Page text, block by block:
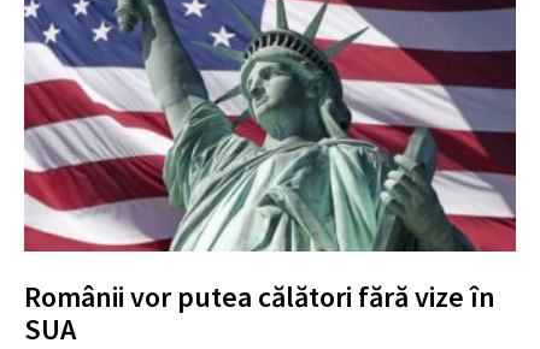
Românii vor putea călători fără vize în
SUA